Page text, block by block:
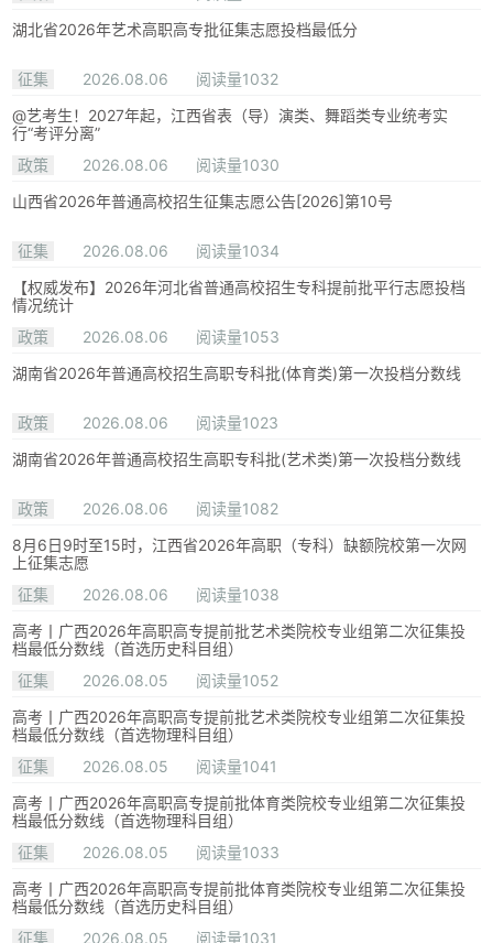
湖北省2026年艺术高职高专批征集志愿投档最低分
征集 2026.08.06
阅读量1032
@艺考生！2027年起，江西省表（导）演类、舞蹈类专业统考实
行“考评分离”
政策
2026.08.06
阅读量1030
山西省2026年普通高校招生征集志愿公告[2026]第10号
征集 2026.08.06
阅读量1034
【权威发布】2026年河北省普通高校招生专科提前批平行志愿投档
情况统计
政策
2026.08.06
阅读量1053
湖南省2026年普通高校招生高职专科批(体育类)第一次投档分数线
政策 2026.08.06
阅读量1023
湖南省2026年普通高校招生高职专科批(艺术类)第一次投档分数线
政策 2026.08.06
阅读量1082
8月6日9时至15时，江西省2026年高职（专科）缺额院校第一次网
上征集志愿
征集
2026.08.06
阅读量1038
高考丨广西2026年高职高专提前批艺术类院校专业组第二次征集投
档最低分数线（首选历史科目组）
征集
2026.08.05
阅读量1052
高考丨广西2026年高职高专提前批艺术类院校专业组第二次征集投
档最低分数线（首选物理科目组）
征集
2026.08.05
阅读量1041
高考丨广西2026年高职高专提前批体育类院校专业组第二次征集投
档最低分数线（首选物理科目组）
征集
2026.08.05
阅读量1033
高考丨广西2026年高职高专提前批体育类院校专业组第二次征集投
档最低分数线（首选历史科目组）
征集
2026.08.05
阅读量1031